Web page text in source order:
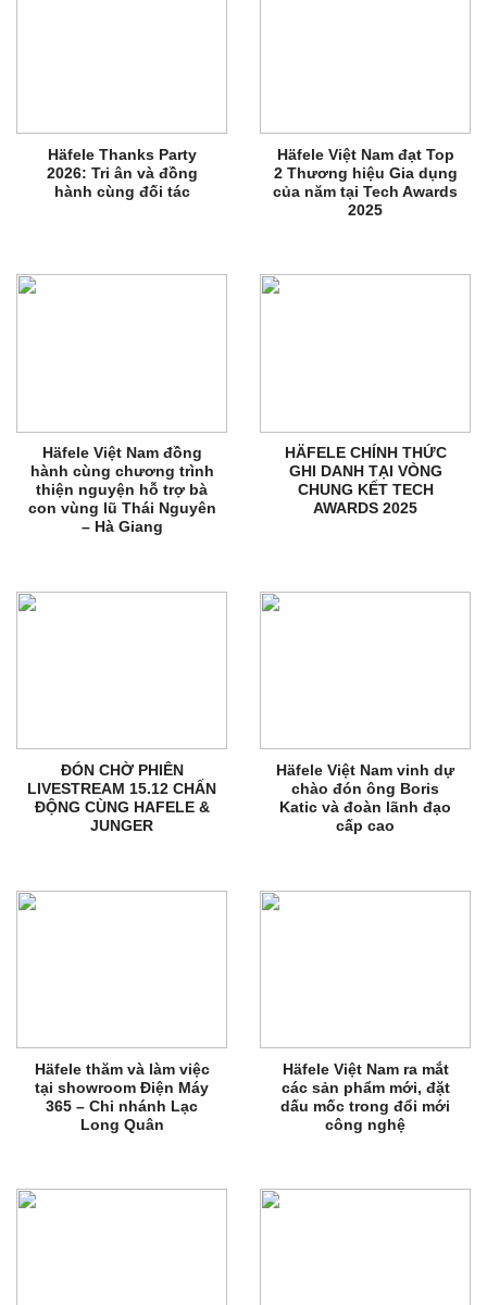
Häfele Thanks Party
2026: Tri ân và đồng
hành cùng đối tác
Häfele Việt Nam đạt Top
2 Thương hiệu Gia dụng
của năm tại Tech Awards
2025
Häfele Việt Nam đồng
hành cùng chương trình
thiện nguyện hỗ trợ bà
con vùng lũ Thái Nguyên
– Hà Giang
HÄFELE CHÍNH THỨC
GHI DANH TẠI VÒNG
CHUNG KẾT TECH
AWARDS 2025
ĐÓN CHỜ PHIÊN
LIVESTREAM 15.12 CHẤN
ĐỘNG CÙNG HAFELE &
JUNGER
Häfele Việt Nam vinh dự
chào đón ông Boris
Katic và đoàn lãnh đạo
cấp cao
Häfele thăm và làm việc
tại showroom Điện Máy
365 – Chi nhánh Lạc
Long Quân
Häfele Việt Nam ra mắt
các sản phẩm mới, đặt
dấu mốc trong đổi mới
công nghệ